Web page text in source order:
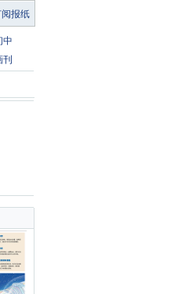
报纸
中
刊